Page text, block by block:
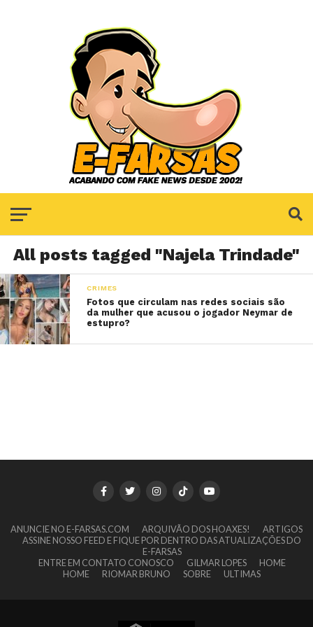
All posts tagged "Najela Trindade"
CRIMES
Fotos que circulam nas redes sociais são
da mulher que acusou o jogador Neymar de
estupro?
ANUNCIE NO E-FARSAS.COM ARQUIVÃO DOS HOAXES!
ARTIGOS
ASSINE NOSSO FEED E FIQUE POR DENTRO DAS ATUALIZAÇÕES DO
E-FARSAS
ENTRE EM CONTATO CONOSCO
GILMAR LOPES
HOME
HOME
RIOMAR BRUNO SOBRE ULTIMAS